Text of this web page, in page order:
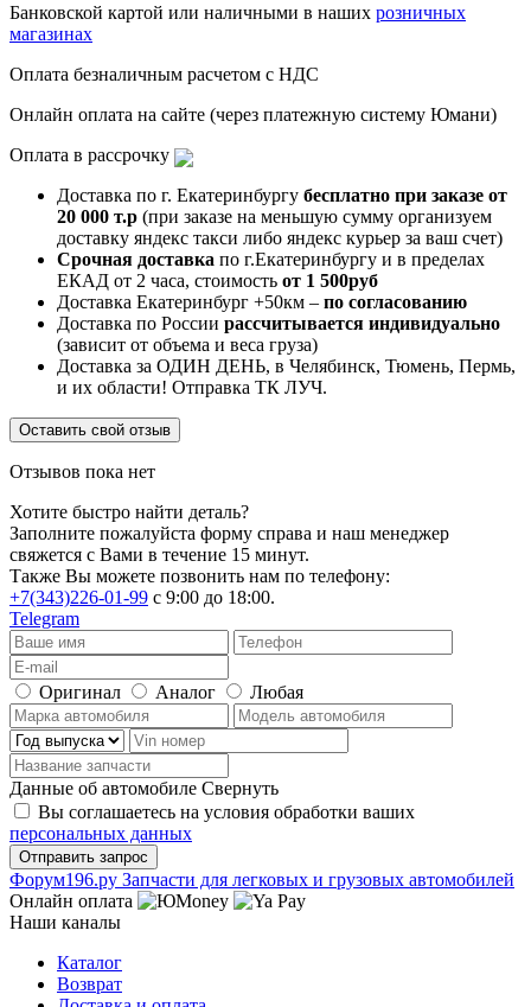
Банковской картой или наличными в наших розничных
магазинах
Оплата безналичным расчетом с НДС
Онлайн оплата на сайте (через платежную систему Юмани)
Оплата в рассрочку
Доставка по г. Екатеринбургу бесплатно при заказе от
20 000 т.р (при заказе на меньшую сумму организуем
доставку яндекс такси либо яндекс курьер за ваш счет)
Срочная доставка по г.Екатеринбургу и в пределах
ЕКАД от 2 часа, стоимость от 1 500руб
Доставка Екатеринбург +50км – по согласованию
Доставка по России рассчитывается индивидуально
(зависит от объема и веса груза)
Доставка за ОДИН ДЕНЬ, в Челябинск, Тюмень, Пермь,
и их области! Отправка ТК ЛУЧ.
Оставить свой отзыв
Отзывов пока нет
Хотите быстро найти деталь?
Заполните пожалуйста форму справа и наш менеджер
свяжется с Вами в течение 15 минут.
Также Вы можете позвонить нам по телефону:
+7(343)226-01-99 с 9:00 до 18:00.
Telegram
Оригинал Аналог Любая
Данные об автомобиле Свернуть
Вы соглашаетесь на условия обработки ваших
персональных данных
Фoрум196.ру Запчасти для легковых и грузовых автомобилей
Онлайн оплата
Наши каналы
Каталог
Возврат